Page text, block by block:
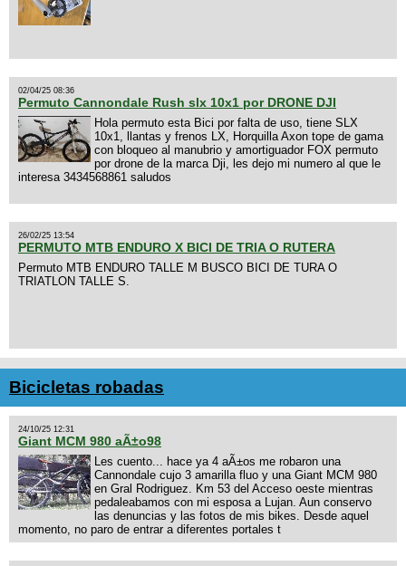
02/04/25 08:36
Permuto Cannondale Rush slx 10x1 por DRONE DJI
Hola permuto esta Bici por falta de uso, tiene SLX
10x1, llantas y frenos LX, Horquilla Axon tope de gama
con bloqueo al manubrio y amortiguador FOX permuto
por drone de la marca Dji, les dejo mi numero al que le
interesa 3434568861 saludos
26/02/25 13:54
PERMUTO MTB ENDURO X BICI DE TRIA O RUTERA
Permuto MTB ENDURO TALLE M BUSCO BICI DE TURA O
TRIATLON TALLE S.
Bicicletas robadas
24/10/25 12:31
Giant MCM 980 aÃ±o98
Les cuento... hace ya 4 aÃ±os me robaron una
Cannondale cujo 3 amarilla fluo y una Giant MCM 980
en Gral Rodriguez. Km 53 del Acceso oeste mientras
pedaleabamos con mi esposa a Lujan. Aun conservo
las denuncias y las fotos de mis bikes. Desde aquel
momento, no paro de entrar a diferentes portales t